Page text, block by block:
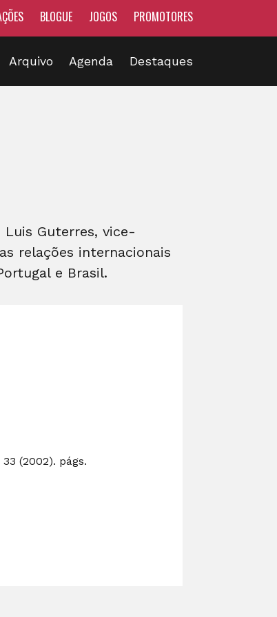
BLOGUE JOGOS PROMOTORES
Arquivo Agenda Destaques
Guterres, vice-
relações internacionais
e Brasil.
(2002). págs.